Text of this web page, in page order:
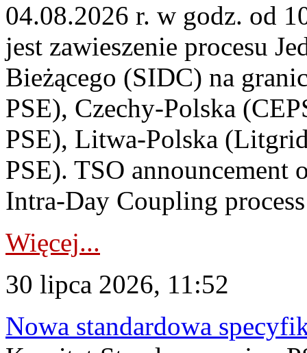
04.08.2026 r. w godz. od
jest zawieszenie procesu
Bieżącego (SIDC) na
PSE), Czechy-Polska
PSE), Litwa-Polska
PSE). TSO announcement
Intra-Day Coupling
Więcej...
30 lipca 2026, 11:52
Nowa standardowa